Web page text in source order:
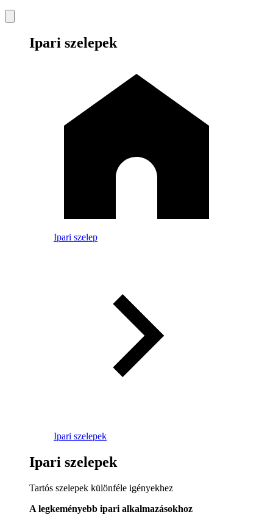
Ipari szelepek
Ipari szelep
Ipari szelepek
Ipari szelepek
Tartós szelepek különféle igényekhez
A legkeményebb ipari alkalmazásokhoz